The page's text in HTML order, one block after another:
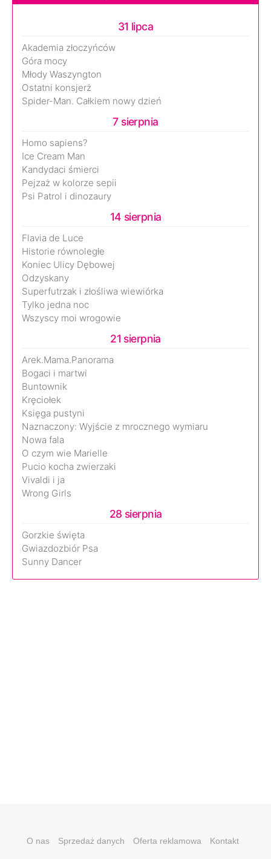
31 lipca
Akademia złoczyńców
Góra mocy
Młody Waszyngton
Ostatni konsjerż
Spider-Man. Całkiem nowy dzień
7 sierpnia
Homo sapiens?
Ice Cream Man
Kandydaci śmierci
Pejzaż w kolorze sepii
Psi Patrol i dinozaury
14 sierpnia
Flavia de Luce
Historie równoległe
Koniec Ulicy Dębowej
Odzyskany
Superfutrzak i złośliwa wiewiórka
Tylko jedna noc
Wszyscy moi wrogowie
21 sierpnia
Arek.Mama.Panorama
Bogaci i martwi
Buntownik
Kręciołek
Księga pustyni
Naznaczony: Wyjście z mrocznego wymiaru
Nowa fala
O czym wie Marielle
Pucio kocha zwierzaki
Vivaldi i ja
Wrong Girls
28 sierpnia
Gorzkie święta
Gwiazdozbiór Psa
Sunny Dancer
O nas Sprzedaż danych Oferta reklamowa Kontakt